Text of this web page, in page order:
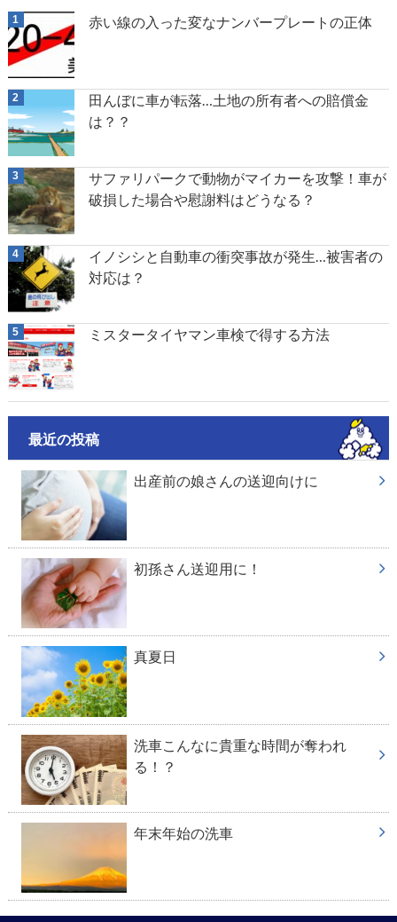
赤い線の入った変なナンバープレートの正体
田んぼに車が転落…土地の所有者への賠償金
は？？
サファリパークで動物がマイカーを攻撃！車が
破損した場合や慰謝料はどうなる？
イノシシと自動車の衝突事故が発生…被害者の
対応は？
ミスタータイヤマン車検で得する方法
最近の投稿
出産前の娘さんの送迎向けに
初孫さん送迎用に！
真夏日
洗車こんなに貴重な時間が奪われ
る！？
年末年始の洗車